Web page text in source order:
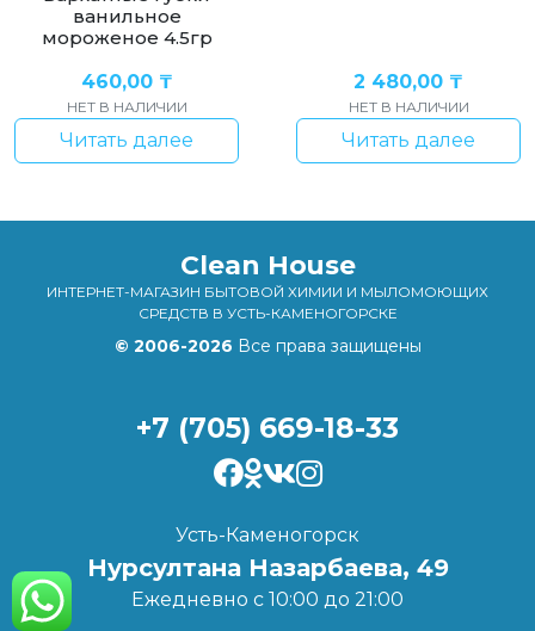
ванильное
мороженое 4.5гр
460,00 ₸
НЕТ В НАЛИЧИИ
Читать далее
2 480,00 ₸
НЕТ В НАЛИЧИИ
Читать далее
Clean House
ИНТЕРНЕТ-МАГАЗИН БЫТОВОЙ ХИМИИ И МЫЛОМОЮЩИХ
СРЕДСТВ В УСТЬ-КАМЕНОГОРСКЕ
© 2006-2026 Все права защищены
+7 (705) 669-18-33
Усть-Каменогорск
Нурсултана Назарбаева, 49
Ежедневно с 10:00 до 21:00